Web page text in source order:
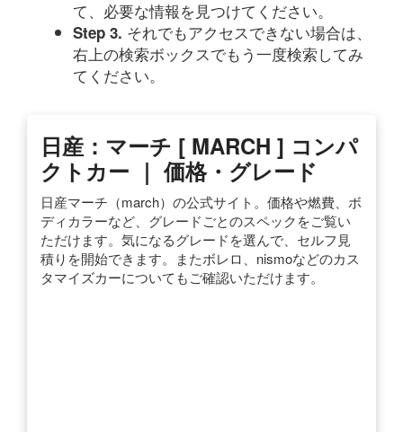
て、必要な情報を見つけてください。
Step 3. それでもアクセスできない場合は、
右上の検索ボックスでもう一度検索してみ
てください。
日産：マーチ [ MARCH ] コンパ
クトカー ｜ 価格・グレード
日産マーチ（march）の公式サイト。価格や燃費、ボ
ディカラーなど、グレードごとのスペックをご覧い
ただけます。気になるグレードを選んで、セルフ見
積りを開始できます。またボレロ、nismoなどのカス
タマイズカーについてもご確認いただけます。